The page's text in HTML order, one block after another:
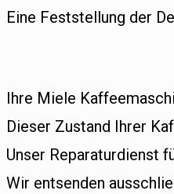
Eine Feststellung der
Ihre Miele
Dieser Zustand Ihrer
Unser Reparaturdienst
Wir entsenden